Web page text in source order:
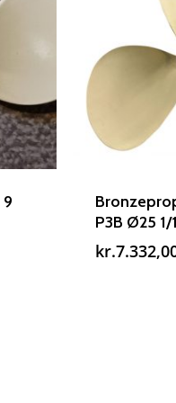
P3B Ø25 1/
kr.